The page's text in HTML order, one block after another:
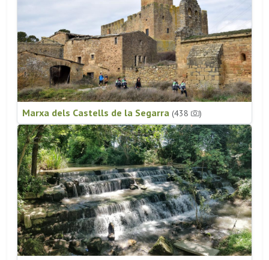
Marxa dels Castells de la Segarra (438 )